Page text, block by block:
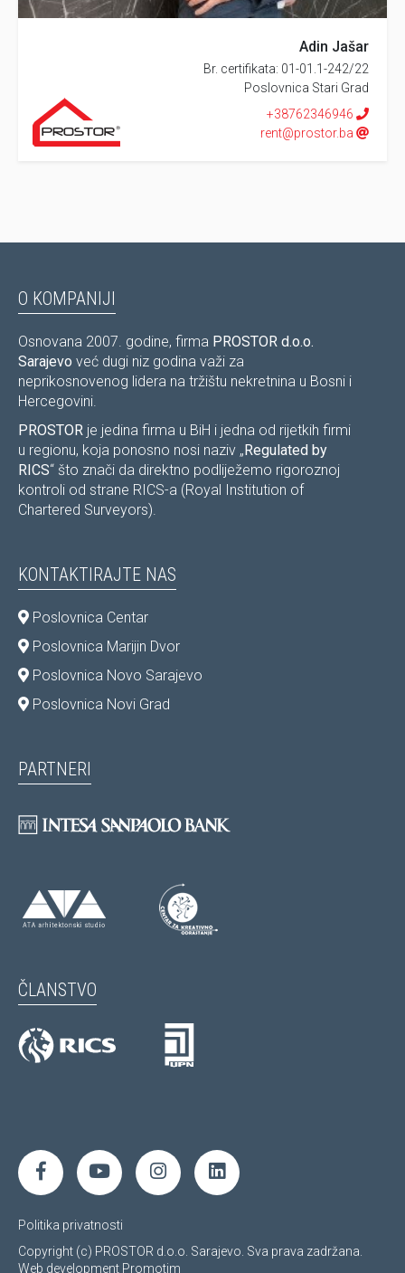
Adin Jašar
Br. certifikata: 01-01.1-242/22
Poslovnica Stari Grad
+38762346946
rent@prostor.ba
O KOMPANIJI
Osnovana 2007. godine, firma PROSTOR d.o.o.
Sarajevo već dugi niz godina važi za
neprikosnovenog lidera na tržištu nekretnina u Bosni i
Hercegovini.
PROSTOR je jedina firma u BiH i jedna od rijetkih firmi
u regionu, koja ponosno nosi naziv „Regulated by
RICS“ što znači da direktno podliježemo rigoroznoj
kontroli od strane RICS-a (Royal Institution of
Chartered Surveyors).
KONTAKTIRAJTE NAS
Poslovnica Centar
Poslovnica Marijin Dvor
Poslovnica Novo Sarajevo
Poslovnica Novi Grad
PARTNERI
ČLANSTVO
Politika privatnosti
Copyright (c) PROSTOR d.o.o. Sarajevo. Sva prava zadržana.
Web development Promotim